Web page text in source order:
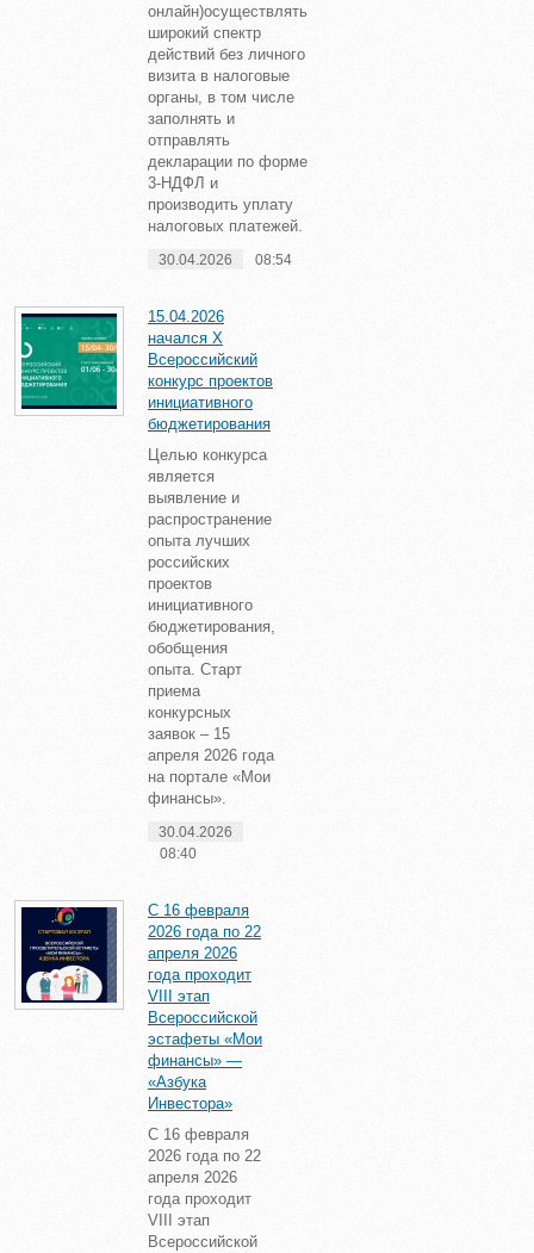
онлайн)осуществлять
широкий спектр
действий без личного
визита в налоговые
органы, в том числе
заполнять и
отправлять
декларации по форме
3-НДФЛ и
производить уплату
налоговых платежей.
30.04.2026 08:54
15.04.2026
начался X
Всероссийский
конкурс проектов
инициативного
бюджетирования
Целью конкурса
является
выявление и
распространение
опыта лучших
российских
проектов
инициативного
бюджетирования,
обобщения
опыта. Старт
приема
конкурсных
заявок – 15
апреля 2026 года
на портале «Мои
финансы».
30.04.2026
08:40
С 16 февраля
2026 года по 22
апреля 2026
года проходит
VIII этап
Всероссийской
эстафеты «Мои
финансы» —
«Азбука
Инвестора»
С 16 февраля
2026 года по 22
апреля 2026
года проходит
VIII этап
Всероссийской